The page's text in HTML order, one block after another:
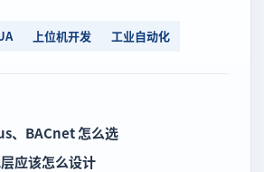
上位机开发 工业自动化
、BACnet 怎么选
应该怎么设计